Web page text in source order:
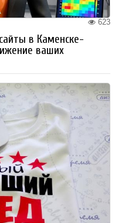
623
в Каменске-
ваших